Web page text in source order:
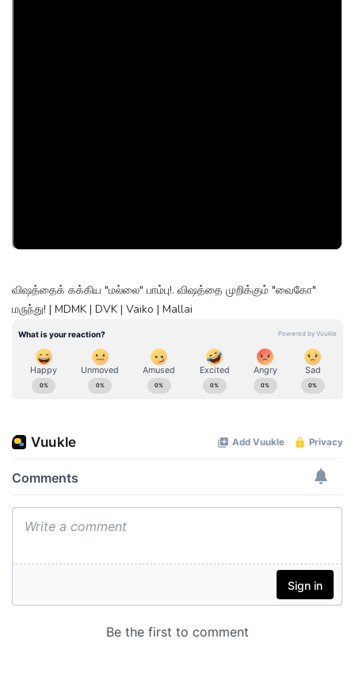
விஷத்தைக் கக்கிய "மல்லை" பாம்பு!. விஷத்தை முறிக்கும் "வைகோ"
மருந்து! | MDMK | DVK | Vaiko | Mallai